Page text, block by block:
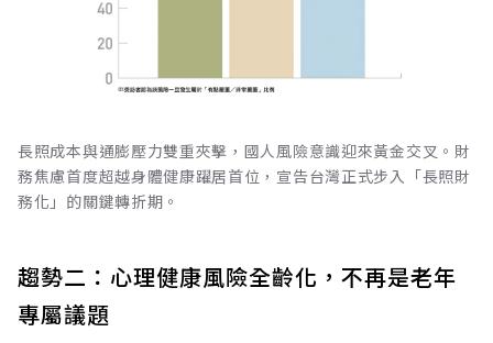
長照成本與通膨壓力雙重夾擊，國人風險意識迎來黃金交叉。財
務焦慮首度超越身體健康躍居首位，宣告台灣正式步入「長照財
務化」的關鍵轉折期。
趨勢二：心理健康風險全齡化，不再是老年
專屬議題